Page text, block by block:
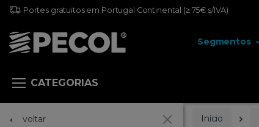
Portes gratuitos em Portugal Continental (≥ 75€ s/IVA)
Segmentos
CATEGORIAS
voltar Início